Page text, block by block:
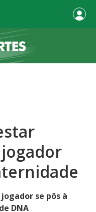
jogador
se pôs à
DNA